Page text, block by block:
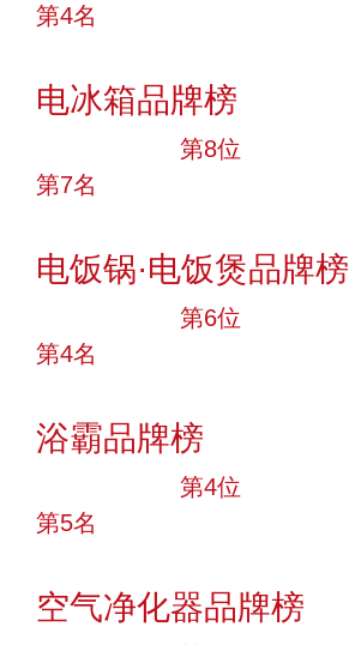
第4名
电冰箱品牌榜
第8位
第7名
电饭锅·电饭煲品牌榜
第6位
第4名
浴霸品牌榜
第4位
第5名
空气净化器品牌榜